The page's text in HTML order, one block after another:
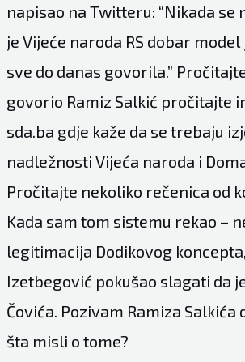
napisao na Twitteru: “Nikada se
je Vijeće naroda RS dobar model
sve do danas govorila.”
govorio Ramiz Salkić pročitajte
sda.ba gdje kaže da se trebaju
nadležnosti Vijeća naroda i
Pročitajte nekoliko rečenica od
Kada sam tom sistemu rekao –
legitimacija Dodikovog
Izetbegović pokušao slagati da
Čovića. Pozivam Ramiza Salkića
šta misli o tome?